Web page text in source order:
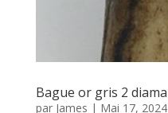
Bague or gris 2
par James | Mai 17, 2024